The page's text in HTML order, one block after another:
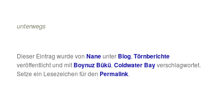
unterwegs
Dieser Eintrag wurde vonNaneunter Blog,Törnberichte
veröffentlicht und mit Boynuz Bükü,Coldwater Bayverschlagwortet.
Setze ein Lesezeichen für den Permalink.